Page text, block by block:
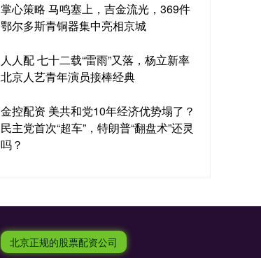
掌心策略 马鸣塞上，吉金流光，369件
鄂尔多斯青铜器集中亮相京城
人人配 七十二载“雷雨”又落，杨立新率
北京人艺青年演员接棒经典
金控配资 美共和党10年经济优势塌了？
民主党首次“超车”，特朗普“翻盘术”还灵
吗？
北京正规的股票配资公司